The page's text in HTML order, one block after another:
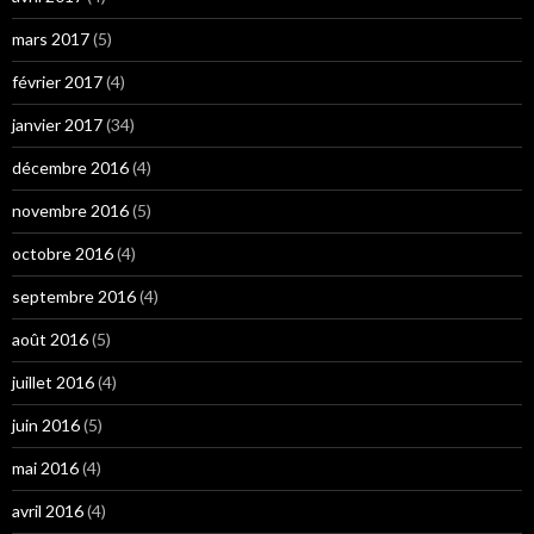
mars 2017(5)
février 2017(4)
janvier 2017(34)
décembre 2016(4)
novembre 2016(5)
octobre 2016(4)
septembre 2016(4)
août 2016(5)
juillet 2016(4)
juin 2016(5)
mai 2016(4)
avril 2016(4)